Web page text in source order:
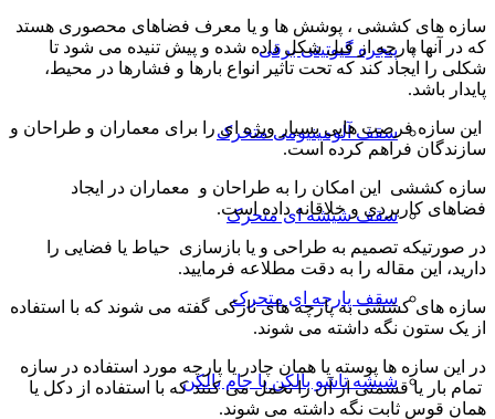
پنجره گیوتینی برقی
سقف آلومینیومی متحرک
سقف شیشه ای متحرک
سقف پارچه ای متحرک
شیشه تاشو بالکن یا جام بالکن
سازه های کششی ، پوشش ها و یا معرف فضاهای محصوری هستد
که در آنها پارچه از قبل شکل داده شده و پیش تنیده می شود تا
شکلی را ایجاد کند که تحت تاثیر انواع بارها و فشارها در محیط،
پایدار باشد.
این سازه فرصت هایی بسیار ویژه ای را برای معماران و طراحان و
سازندگان فراهم کرده است.
سازه کششی این امکان را به طراحان و معماران در ایجاد
فضاهای کاربردی و خلاقانه داده است.
در صورتیکه تصمیم به طراحی و یا بازسازی حیاط یا فضایی را
دارید، این مقاله را به دقت مطلاعه فرمایید.
سازه های کششی به پارچه های نازکی گفته می شوند که با استفاده
از یک ستون نگه داشته می شوند.
در این سازه ها پوسته یا همان چادر یا پارچه مورد استفاده در سازه
تمام بار یا قسمتی از آن را تحمل می کنند که با استفاده از دکل یا
همان قوس ثابت نگه داشته می شوند.